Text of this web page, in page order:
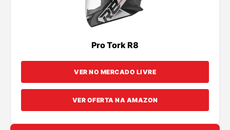
Pro Tork R8
VER NO MERCADO LIVRE
VER OFERTA NA AMAZON